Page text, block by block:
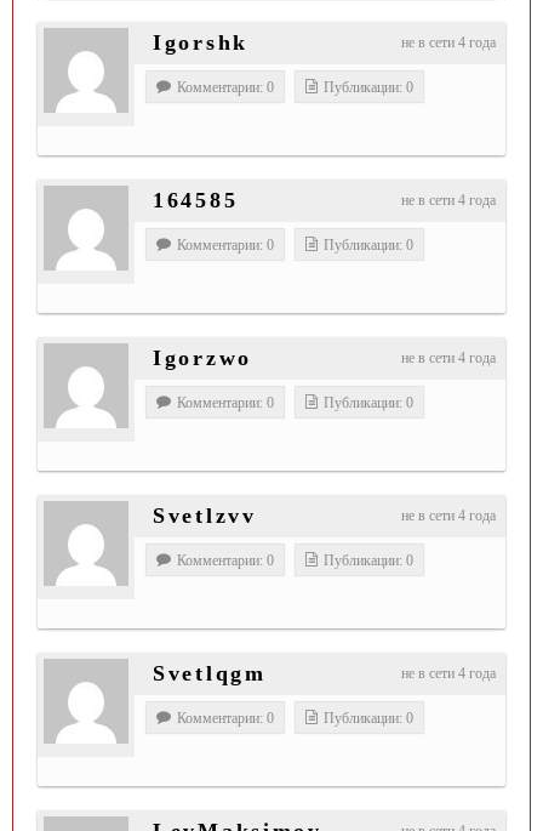
не в сети 4 года
Igorshk
Комментарии: 0 Публикации: 0
не в сети 4 года
164585
Комментарии: 0 Публикации: 0
не в сети 4 года
Igorzwo
Комментарии: 0 Публикации: 0
не в сети 4 года
Svetlzvv
Комментарии: 0 Публикации: 0
не в сети 4 года
Svetlqgm
Комментарии: 0 Публикации: 0